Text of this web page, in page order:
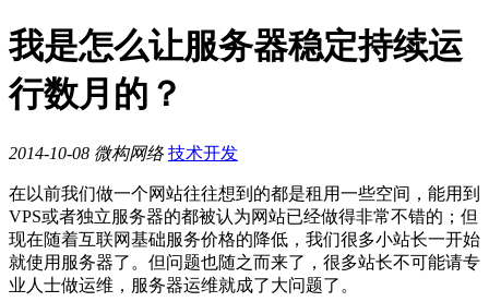
我是怎么让服务器稳定持续运
行数月的？
2014-10-08 微构网络 技术开发
在以前我们做一个网站往往想到的都是租用一些空间，能用到
VPS或者独立服务器的都被认为网站已经做得非常不错的；但
现在随着互联网基础服务价格的降低，我们很多小站长一开始
就使用服务器了。但问题也随之而来了，很多站长不可能请专
业人士做运维，服务器运维就成了大问题了。